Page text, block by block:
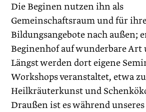
Die Beginen nutzen ihn als
Gemeinschaftsraum und für
Bildungsangebote nach außen;
Beginenhof auf wunderbare Art
Längst werden dort eigene
Workshops veranstaltet, etwa zu
Heilkräuterkunst und
Draußen ist es während